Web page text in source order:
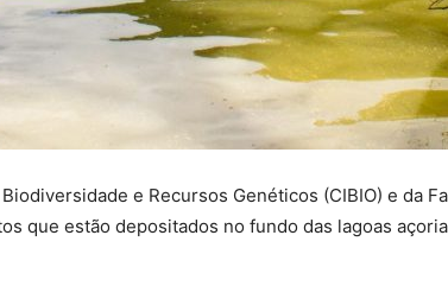
e Recursos Genéticos (CIBIO) e da
que estão depositados no fundo das lagoas